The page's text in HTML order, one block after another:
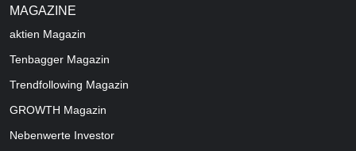
MAGAZINE
aktien Magazin
Tenbagger Magazin
Trendfollowing Magazin
GROWTH Magazin
Nebenwerte Investor